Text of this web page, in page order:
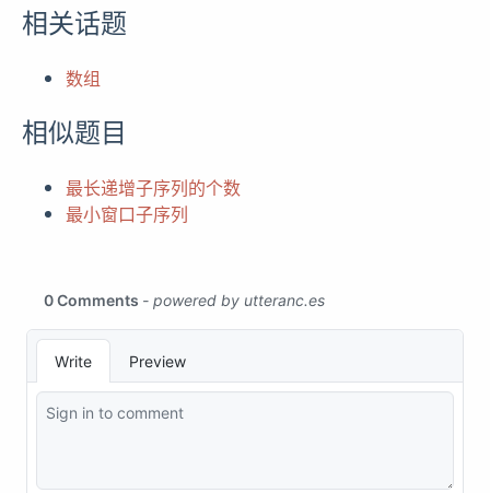
相关话题
数组
相似题目
最长递增子序列的个数
最小窗口子序列